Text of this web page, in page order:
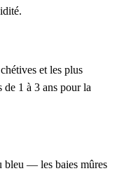
et les plus
de 1 à 3 ans pour la
bleu — les baies mûres